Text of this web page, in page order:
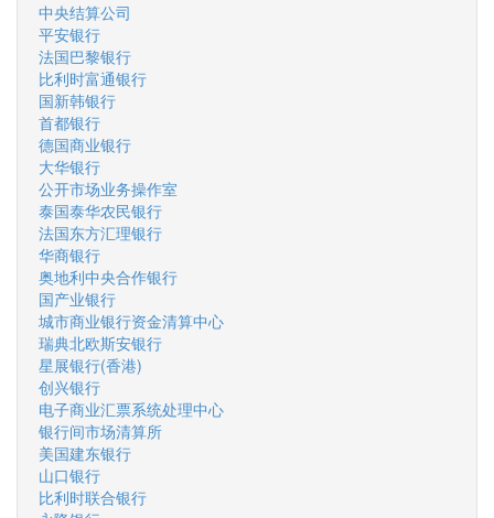
中央结算公司
平安银行
法国巴黎银行
比利时富通银行
国新韩银行
首都银行
德国商业银行
大华银行
公开市场业务操作室
泰国泰华农民银行
法国东方汇理银行
华商银行
奥地利中央合作银行
国产业银行
城市商业银行资金清算中心
瑞典北欧斯安银行
星展银行(香港)
创兴银行
电子商业汇票系统处理中心
银行间市场清算所
美国建东银行
山口银行
比利时联合银行